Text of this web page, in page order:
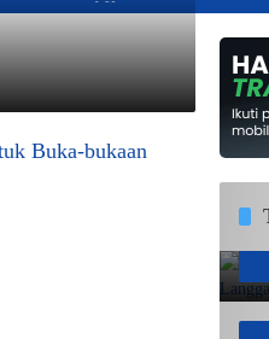
Buka-bukaan